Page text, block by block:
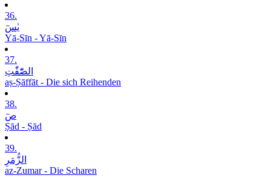
36.
یٰسٓ
Yā-Sīn - Yā-Sīn
37.
الصّٰٓفّٰتِ
aṣ-Ṣāffāt - Die sich Reihenden
38.
صٓ
Ṣād - Ṣād
39.
الزُّمَرِ
az-Zumar - Die Scharen